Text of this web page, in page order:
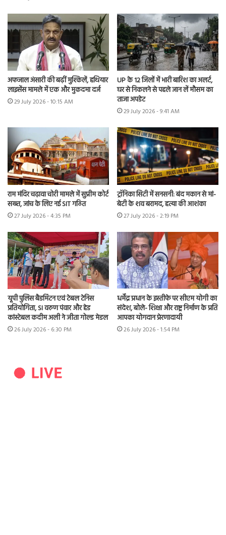
अफजाल अंसारी की बढ़ीं मुश्किलें, हथियार
लाइसेंस मामले में एक और मुकदमा दर्ज
29 July 2026 - 10:15 AM
UP के 12 जिलों में भारी बारिश का अलर्ट,
घर से निकलने से पहले जान लें मौसम का
ताजा अपडेट
29 July 2026 - 9:41 AM
राम मंदिर चढ़ावा चोरी मामले में सुप्रीम कोर्ट
सख्त, जांच के लिए नई SIT गठित
27 July 2026 - 4:35 PM
ट्रॉनिका सिटी में सनसनी: बंद मकान से मां-
बेटी के शव बरामद, हत्या की आशंका
27 July 2026 - 2:19 PM
यूपी पुलिस बैडमिंटन एवं टेबल टेनिस
प्रतियोगिता, SI वरुण पंवार और हेड
कांस्टेबल कदीम अली ने जीता गोल्ड मेडल
26 July 2026 - 6:30 PM
धर्मेंद्र प्रधान के इस्तीफे पर सीएम योगी का
संदेश, बोले- शिक्षा और राष्ट्र निर्माण के प्रति
आपका योगदान प्रेरणादायी
26 July 2026 - 1:54 PM